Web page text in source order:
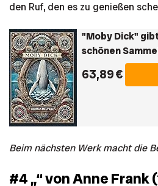
den Ruf, den es zu genießen
"Moby Dick"
schönen
63,89 €
Beim nächsten Werk macht die
#4 „“ von Anne Frank